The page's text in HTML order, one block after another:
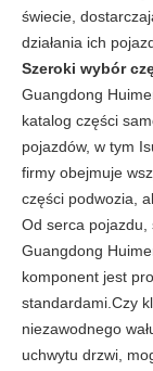
świecie,
działania ich
Szeroki wybór
Guangdong
katalog części
pojazdów, w tym
firmy obejmuje
części podwozia,
Od serca pojazdu,
Guangdong
komponent jest
standardami.Czy
niezawodnego
uchwytu drzwi,